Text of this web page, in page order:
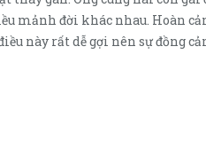
mảnh đời khác nhau. Hoàn
này rất dễ gợi nên sự đồng